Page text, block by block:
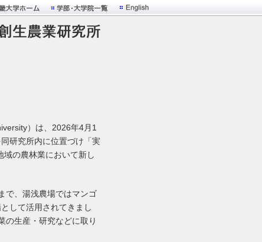
）は、2026年4月1
研究所内に位置づけ「実
の農林業において新し
で、湯浅農場ではマンゴ
して活用されてきまし
の生産・研究などに取り